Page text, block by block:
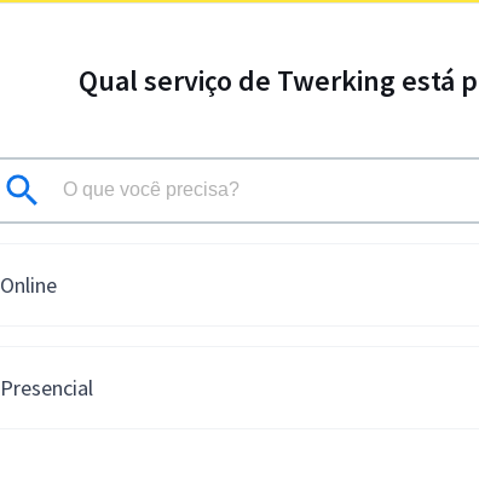
Qual serviço de Twerking está
Online
Presencial